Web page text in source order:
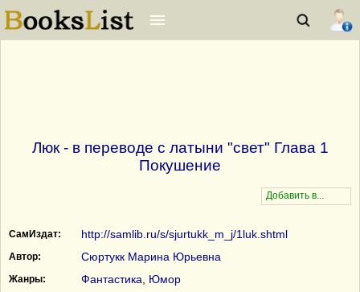
Люк - в переводе с латыни "свет" Глава 1
Покушение
СамИздат: http://samlib.ru/s/sjurtukk_m_j/1luk.shtml
Автор: Сюртукк Марина Юрьевна
Жанры: Фантастика Юмор